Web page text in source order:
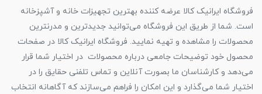
فروشگاه ایرانیک کالا عرضه کننده بهترین تجهیزات خانه و آشپزخانه
است. شما از طریق این فروشگاه می‌توانید جدیدترین و مدرنترین
محصولات را مشاهده و تهیه نمایید. فروشگاه ایرانیک کالا در صفحات
محصول خود توضیحات جامعی درباره محصولات در اختیار شما قرار
می‌دهد و کارشناسان ما بصورت آنلاین و تماس تلفنی حقایق را در
اختیار شما می‌گذارد و این امکان را فراهم می‌سازند که آگاهانه انتخاب